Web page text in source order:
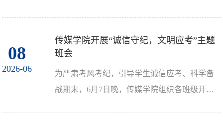
08
2026-06
传媒学院开展“诚信守纪，文明应考”主题
班会
为严肃考风考纪，引导学生诚信应考、科学备
战期末，6月7日晚，传媒学院组织各班级开展